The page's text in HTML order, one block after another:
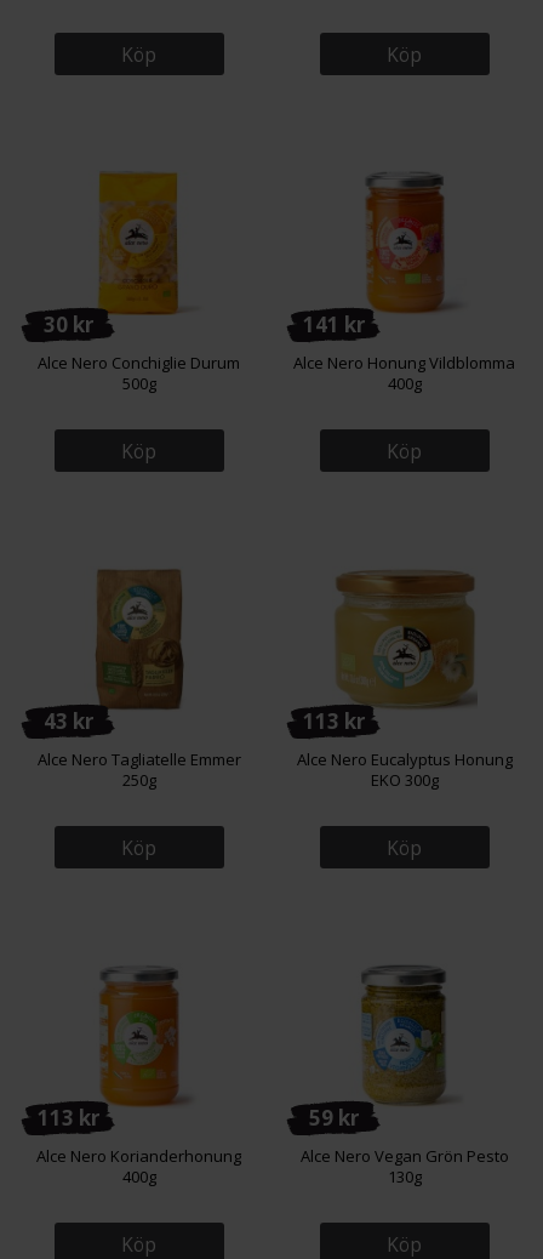
Köp Köp
30 kr
Alce Nero Conchiglie Durum
500g
Köp
141 kr
Alce Nero Honung Vildblomma
400g
Köp
43 kr
Alce Nero Tagliatelle Emmer
250g
Köp
113 kr
Alce Nero Eucalyptus Honung
EKO 300g
Köp
113 kr
Alce Nero Korianderhonung
400g
Köp
59 kr
Alce Nero Vegan Grön Pesto
130g
Köp